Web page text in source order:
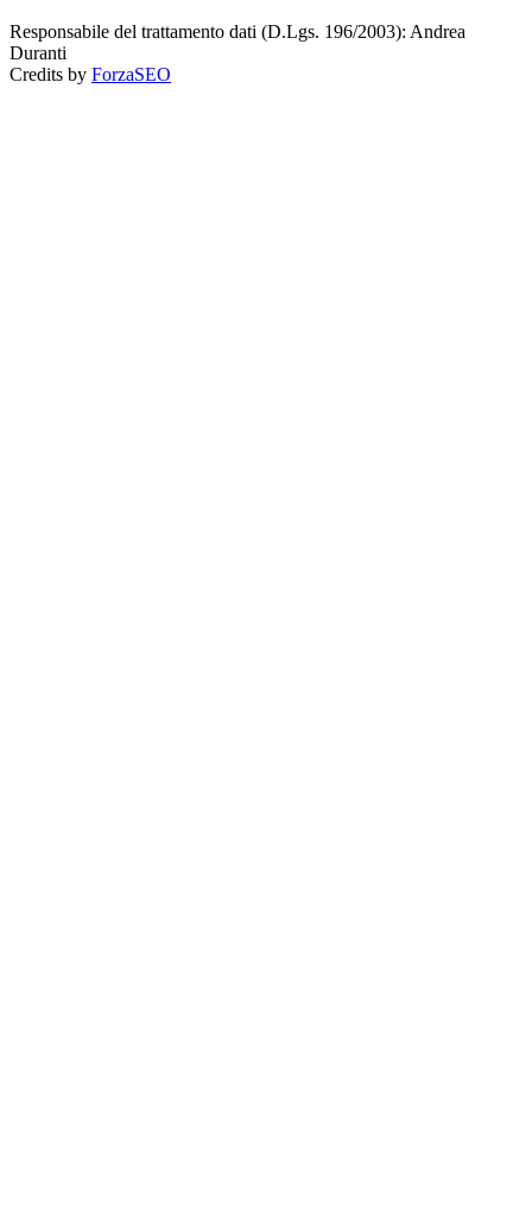
Responsabile del trattamento dati (D.Lgs. 196/2003): Andrea
Duranti
Credits by ForzaSEO